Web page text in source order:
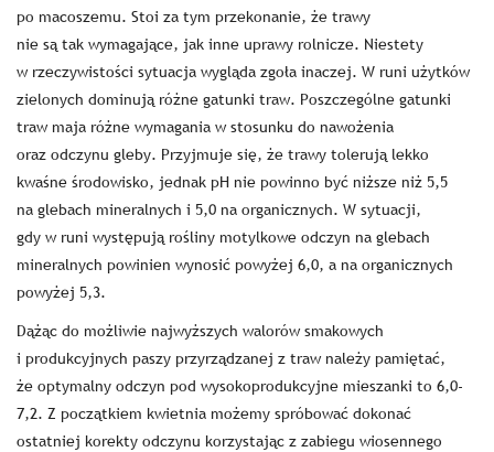
po macoszemu. Stoi za tym przekonanie, że trawy
nie są tak wymagające, jak inne uprawy rolnicze. Niestety
w rzeczywistości sytuacja wygląda zgoła inaczej. W runi użytków
zielonych dominują różne gatunki traw. Poszczególne gatunki
traw maja różne wymagania w stosunku do nawożenia
oraz odczynu gleby. Przyjmuje się, że trawy tolerują lekko
kwaśne środowisko, jednak pH nie powinno być niższe niż 5,5
na glebach mineralnych i 5,0 na organicznych. W sytuacji,
gdy w runi występują rośliny motylkowe odczyn na glebach
mineralnych powinien wynosić powyżej 6,0, a na organicznych
powyżej 5,3.
Dążąc do możliwie najwyższych walorów smakowych
i produkcyjnych paszy przyrządzanej z traw należy pamiętać,
że optymalny odczyn pod wysokoprodukcyjne mieszanki to 6,0-
7,2. Z początkiem kwietnia możemy spróbować dokonać
ostatniej korekty odczynu korzystając z zabiegu wiosennego